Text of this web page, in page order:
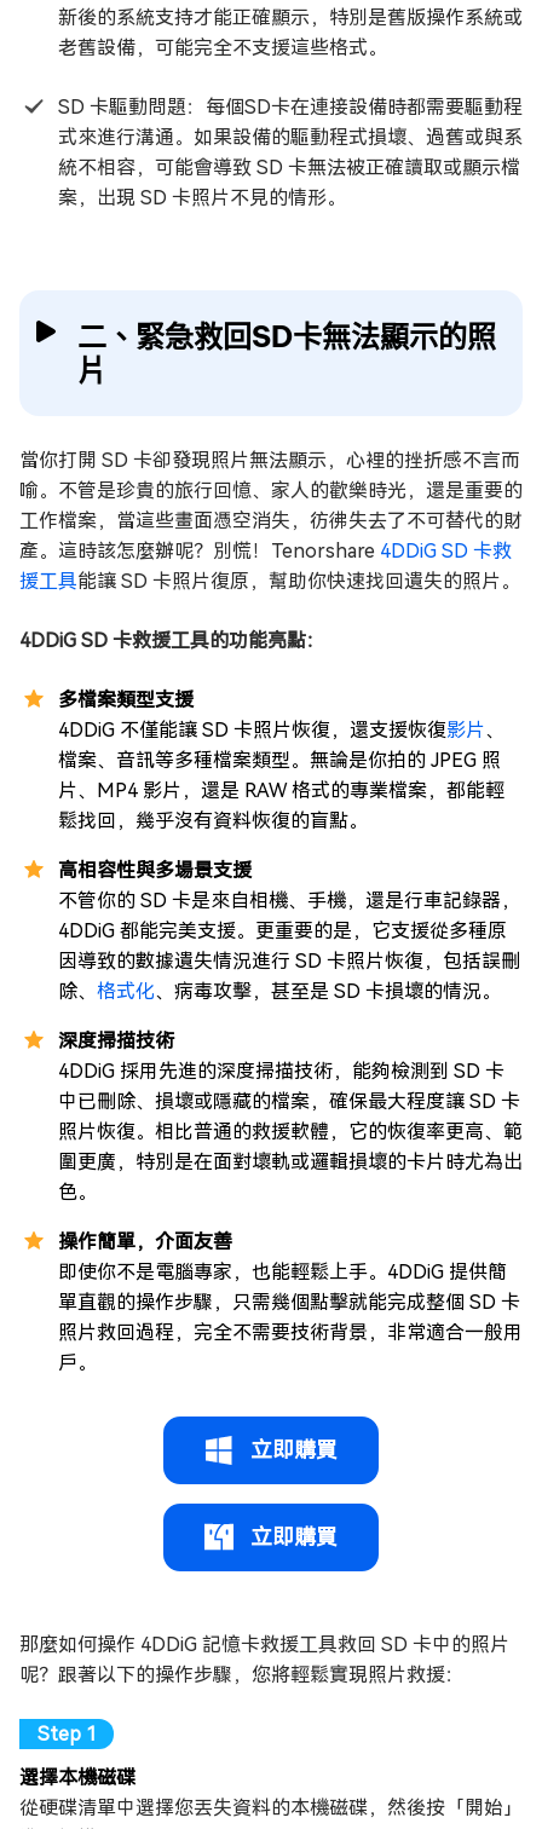
新後的系統支持才能正確顯示，特別是舊版操作系統或
老舊設備，可能完全不支援這些格式。
SD 卡驅動問題：每個SD卡在連接設備時都需要驅動程
式來進行溝通。如果設備的驅動程式損壞、過舊或與系
統不相容，可能會導致 SD 卡無法被正確讀取或顯示檔
案，出現 SD 卡照片不見的情形。
二、緊急救回SD卡無法顯示的照
片
當你打開 SD 卡卻發現照片無法顯示，心裡的挫折感不言而
喻。不管是珍貴的旅行回憶、家人的歡樂時光，還是重要的
工作檔案，當這些畫面憑空消失，彷彿失去了不可替代的財
產。這時該怎麼辦呢？別慌！Tenorshare 4DDiG SD 卡救
援工具能讓 SD 卡照片復原，幫助你快速找回遺失的照片。
4DDiG SD 卡救援工具的功能亮點：
多檔案類型支援
4DDiG 不僅能讓 SD 卡照片恢復，還支援恢復影片、
檔案、音訊等多種檔案類型。無論是你拍的 JPEG 照
片、MP4 影片，還是 RAW 格式的專業檔案，都能輕
鬆找回，幾乎沒有資料恢復的盲點。
高相容性與多場景支援
不管你的 SD 卡是來自相機、手機，還是行車記錄器，
4DDiG 都能完美支援。更重要的是，它支援從多種原
因導致的數據遺失情況進行 SD 卡照片恢復，包括誤刪
除、 格式化、病毒攻擊，甚至是 SD 卡損壞的情況。
深度掃描技術
4DDiG 採用先進的深度掃描技術，能夠檢測到 SD 卡
中已刪除、損壞或隱藏的檔案，確保最大程度讓 SD 卡
照片恢復。相比普通的救援軟體，它的恢復率更高、範
圍更廣，特別是在面對壞軌或邏輯損壞的卡片時尤為出
色。
操作簡單，介面友善
即使你不是電腦專家，也能輕鬆上手。4DDiG 提供簡
單直觀的操作步驟，只需幾個點擊就能完成整個 SD 卡
照片救回過程，完全不需要技術背景，非常適合一般用
戶。
立即購買
立即購買
那麼如何操作 4DDiG 記憶卡救援工具救回 SD 卡中的照片
呢？跟著以下的操作步驟，您將輕鬆實現照片救援：
選擇本機磁碟
從硬碟清單中選擇您丟失資料的本機磁碟，然後按「開始」